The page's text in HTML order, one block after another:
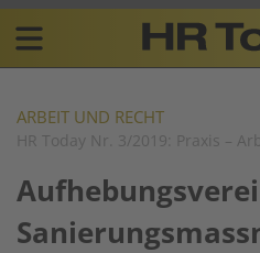
Skip
content
Plattform
für
Resources
navigation
DE
ARBEIT UND RECHT
HR Today Nr. 3/2019: Praxis –